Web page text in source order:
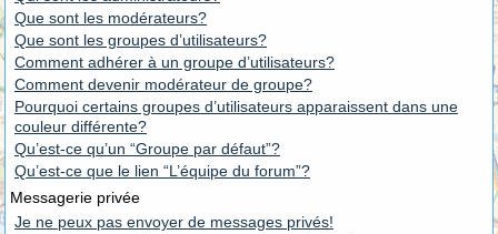
Que sont les modérateurs?
Que sont les groupes d’utilisateurs?
Comment adhérer à un groupe d’utilisateurs?
Comment devenir modérateur de groupe?
Pourquoi certains groupes d’utilisateurs apparaissent dans une
couleur différente?
Qu’est-ce qu’un “Groupe par défaut”?
Qu’est-ce que le lien “L’équipe du forum”?
Messagerie privée
Je ne peux pas envoyer de messages privés!